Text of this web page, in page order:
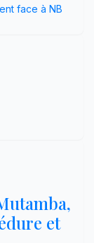
face à NB
et